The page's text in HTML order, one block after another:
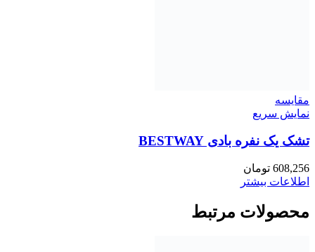
مقايسه
نمایش سریع
تشک یک نفره بادی BESTWAY
608,256 تومان
اطلاعات بیشتر
محصولات مرتبط